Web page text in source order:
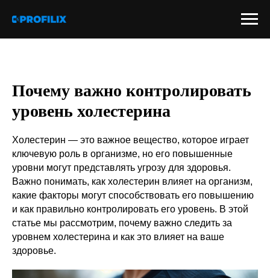
Почему важно контролировать
уровень холестерина
Холестерин — это важное вещество, которое играет
ключевую роль в организме, но его повышенные
уровни могут представлять угрозу для здоровья.
Важно понимать, как холестерин влияет на организм,
какие факторы могут способствовать его повышению
и как правильно контролировать его уровень. В этой
статье мы рассмотрим, почему важно следить за
уровнем холестерина и как это влияет на ваше
здоровье.